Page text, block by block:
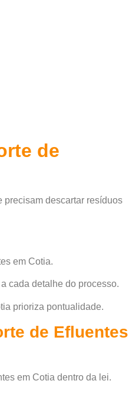
de
precisam descartar resíduos
em Cotia.
cada detalhe do processo.
prioriza pontualidade.
de Efluentes
em Cotia dentro da lei.